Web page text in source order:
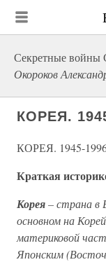
Секретные войны
Окороков
КОРЕЯ.
КОРЕЯ. 1945-
Краткая
Корея– страна в
основном на
материковой
Японским